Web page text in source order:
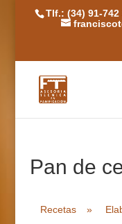
Tlf.: (34) 91-742
Pan de
Recetas »